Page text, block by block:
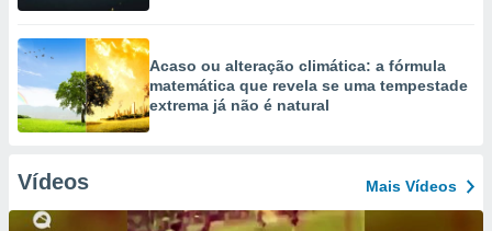
Acaso ou alteração climática: a fórmula
matemática que revela se uma tempestade
extrema já não é natural
Vídeos Mais Vídeos